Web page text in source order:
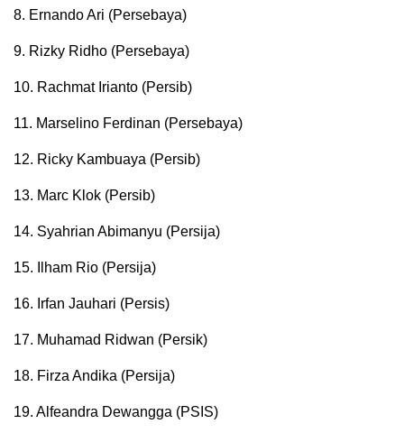
8. Ernando Ari (Persebaya)
9. Rizky Ridho (Persebaya)
10. Rachmat Irianto (Persib)
11. Marselino Ferdinan (Persebaya)
12. Ricky Kambuaya (Persib)
13. Marc Klok (Persib)
14. Syahrian Abimanyu (Persija)
15. Ilham Rio (Persija)
16. Irfan Jauhari (Persis)
17. Muhamad Ridwan (Persik)
18. Firza Andika (Persija)
19. Alfeandra Dewangga (PSIS)